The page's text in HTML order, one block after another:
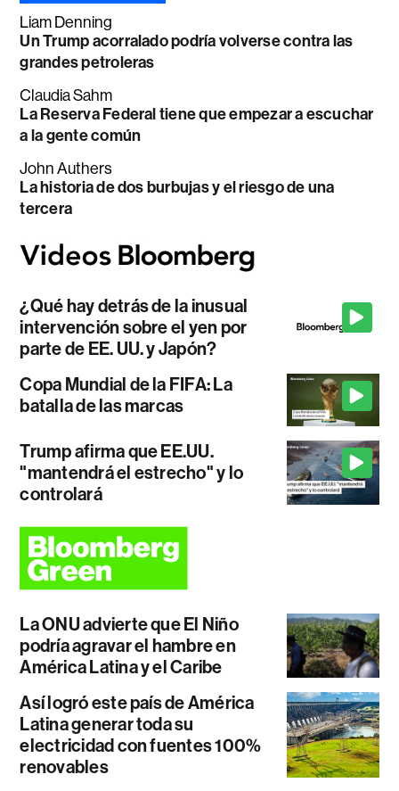
Liam Denning
Un Trump acorralado podría volverse contra las
grandes petroleras
Claudia Sahm
La Reserva Federal tiene que empezar a escuchar
a la gente común
John Authers
La historia de dos burbujas y el riesgo de una
tercera
¿Qué hay detrás de la inusual
intervención sobre el yen por
parte de EE. UU. y Japón?
Copa Mundial de la FIFA: La
batalla de las marcas
Trump afirma que EE.UU.
"mantendrá el estrecho" y lo
controlará
La ONU advierte que El Niño
podría agravar el hambre en
América Latina y el Caribe
Así logró este país de América
Latina generar toda su
electricidad con fuentes 100%
renovables